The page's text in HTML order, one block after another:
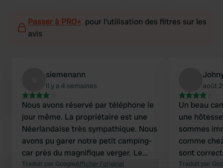
Passer à PRO+ pour l'utilisation des filtres sur les
avis
siemenann
Il y a 4 semaines
Nous avons réservé par téléphone le
jour même. La propriétaire est une
Néerlandaise très sympathique. Nous
avons pu garer notre petit camping-
car près du magnifique verger. Le
camping était complet, mais il restait
Traduit par GoogleAfficher l'original
août
Un beau
une
sommes
comme
sont
adapté aux
Traduit par